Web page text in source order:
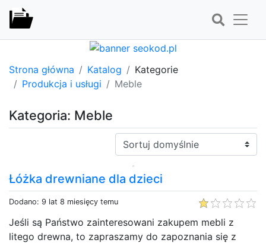
Strona główna Katalog
Kategorie
Produkcja i usługi
Meble
Kategoria: Meble
Sortuj:
Łóżka drewniane dla dzieci
Dodano: 9 lat 8 miesięcy temu
Jeśli są Państwo zainteresowani zakupem mebli z
litego drewna, to zapraszamy do zapoznania się z